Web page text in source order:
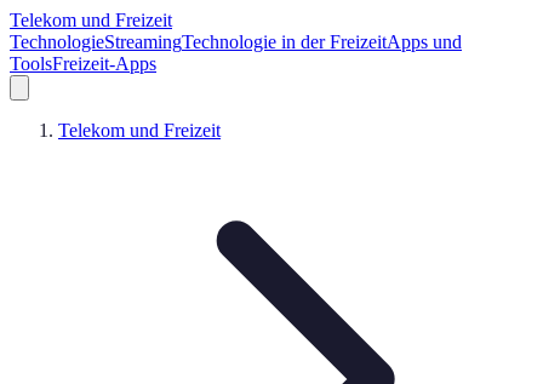
Telekom und Freizeit
TechnologieStreamingTechnologie in der FreizeitApps und
ToolsFreizeit-Apps
Telekom und Freizeit